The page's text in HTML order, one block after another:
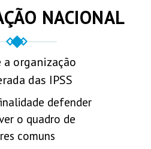
NACIONAL
a organização
das IPSS
defender
o quadro de
comuns